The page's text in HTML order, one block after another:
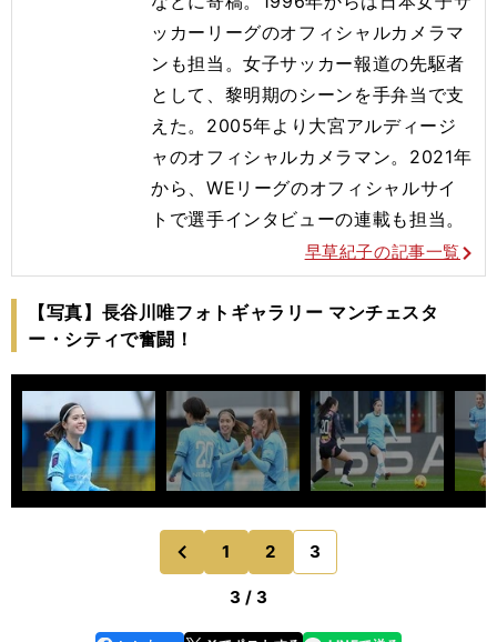
ッカーリーグのオフィシャルカメラマ
ンも担当。女子サッカー報道の先駆者
として、黎明期のシーンを手弁当で支
えた。2005年より大宮アルディージ
ャのオフィシャルカメラマン。2021年
から、WEリーグのオフィシャルサイ
トで選手インタビューの連載も担当。
早草紀子の記事一覧
【写真】長谷川唯フォトギャラリー マンチェスタ
ー・シティで奮闘！
前
のページへ
1 2 3
3 / 3